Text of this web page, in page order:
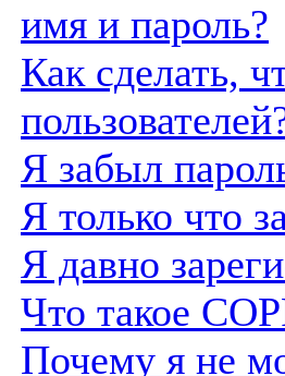
имя и пароль?
Как сделать,
Я забыл
Я только что
Я давно
Что такое
Почему я не